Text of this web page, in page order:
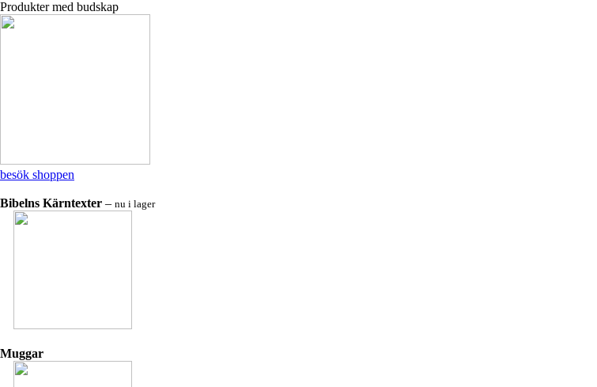
Produkter med budskap
besök shoppen
Bibelns Kärntexter – nu i lager
Muggar